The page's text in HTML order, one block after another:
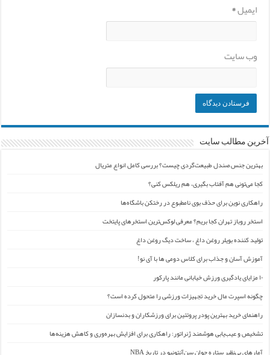
ایمیل*
وب‌ سایت
آخرین مطالب سایت
بهترین جنس صندل طبیعت‌گردی چیست؟ بررسی کامل انواع متریال
کجا می‌تونی هم آفتاب بگیری، هم ریلکس کنی؟
راهکاری نوین برای حذف بوی نامطبوع در رختکن باشگاه‌ها
استخر روباز تهران کجا بریم؟ معرفی لوکس‌ترین استخرهای پایتخت
تولید کننده بویلر روغن داغ ، ساخت دیگ روغن داغ
آموزش آسان و جذاب برای کلاس دومی ها با آی نو!
۱۰ مزایای یادگیری ورزش خیابانی مانند پارکور
چگونه اسپرت مال خرید تجهیزات ورزشی را متحول کرده است؟
راهنمای خرید بهترین پودر پروتئین برای ورزشکاران و بدنسازان
تشخیص و عیب‌یابی هوشمند ژنراتور: راهکاری برای افزایش بهره‌وری و کاهش هزینه‌ها
آمارهای بی‌نظیر ستاره جوان سن‌آنتونیو در تاریخ NBA